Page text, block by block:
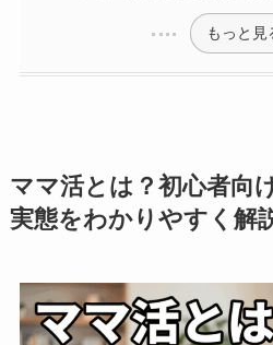
もっと見
ママ活とは？初心者向
実態をわかりやすく解